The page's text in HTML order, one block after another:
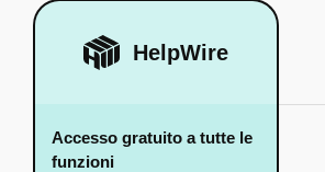
HelpWire
Accesso gratuito a tutte le
funzioni